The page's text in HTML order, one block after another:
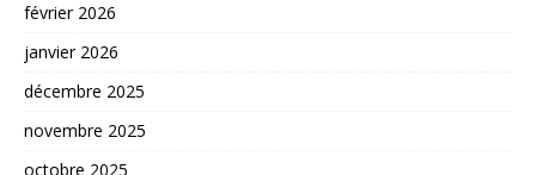
février 2026
janvier 2026
décembre 2025
novembre 2025
octobre 2025